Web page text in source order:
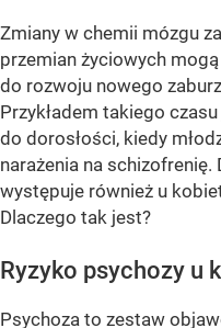
Zmiany w chemii mózgu
przemian życiowych
do rozwoju nowego
Przykładem takiego
do dorosłości, kiedy
narażenia na schizofrenię.
występuje również u
Dlaczego tak jest?
Ryzyko psychozy u
Psychoza to zestaw